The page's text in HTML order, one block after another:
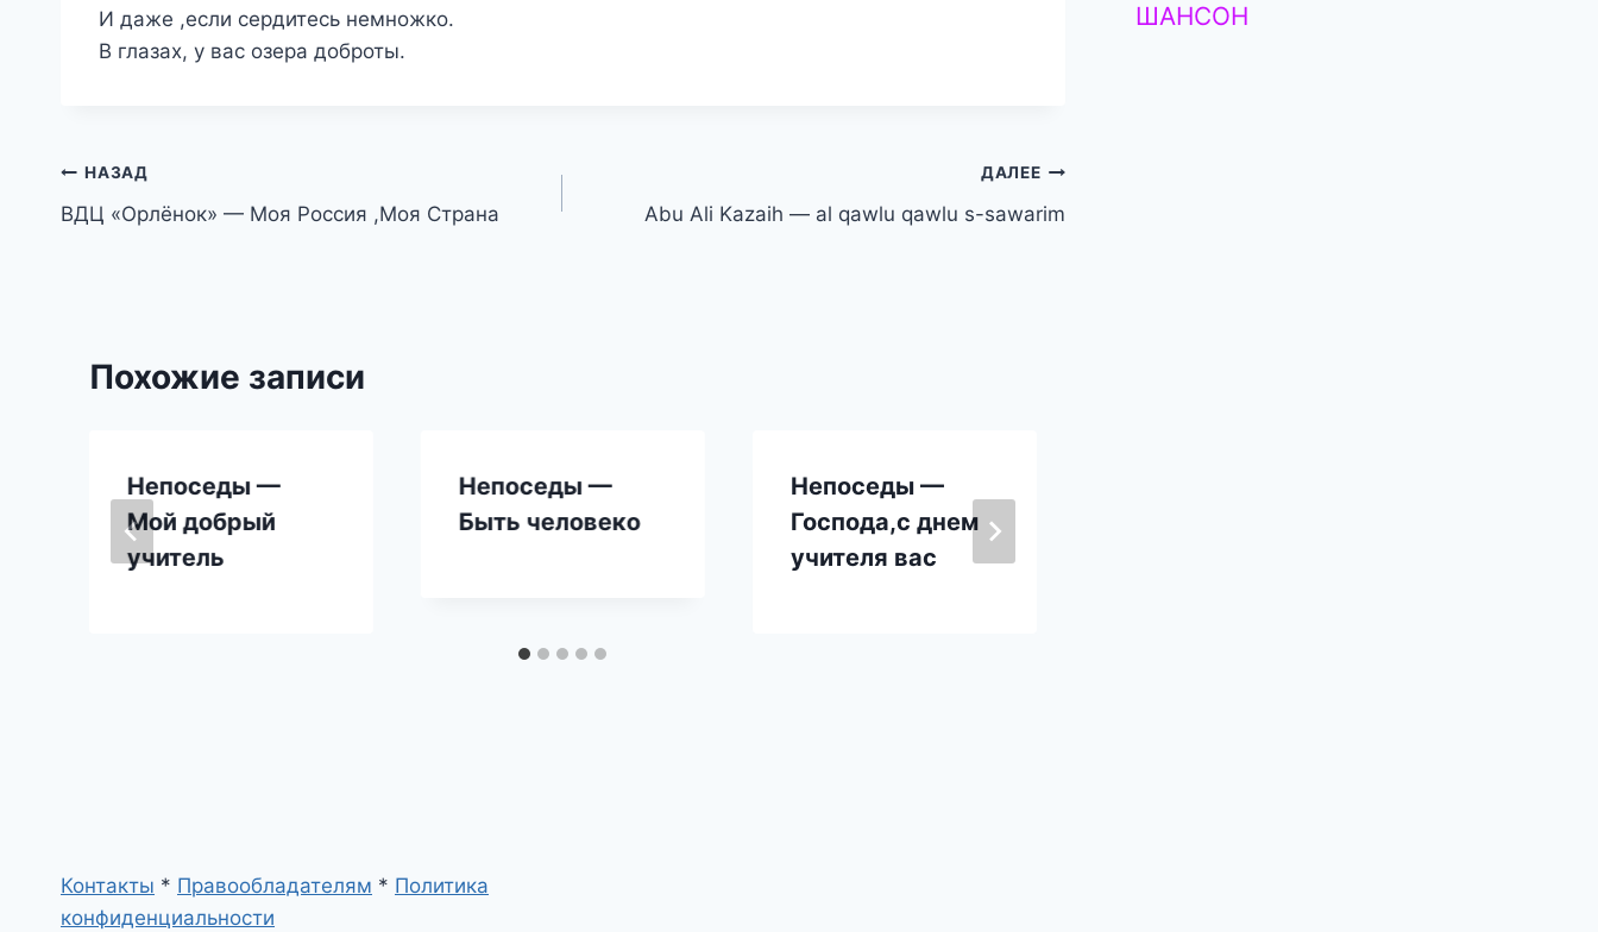
И даже ,если сердитесь немножко.
В глазах, у вас озера доброты.
Навигация
по
НАЗАД
ВДЦ «Орлёнок» — Моя Россия ,Моя Страна
ДАЛЕЕ
Abu Ali Kazaih — al qawlu qawlu s-sawarim
Похожие записи
Непоседы —
Мой добрый
учитель
Непоседы —
Быть человеко
Непоседы —
Господа,с днем
учителя вас
ШАНСОН
Контакты * Правообладателям * Политика
конфиденциальности